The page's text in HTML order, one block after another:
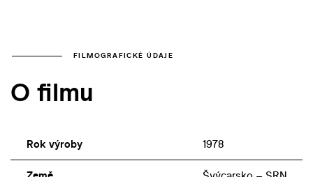
FILMOGRAFICKÉ ÚDAJE
O filmu
Rok výroby 1978